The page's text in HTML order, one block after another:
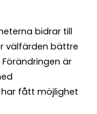
bidrar till
välfärden bättre
är
fått möjlighet